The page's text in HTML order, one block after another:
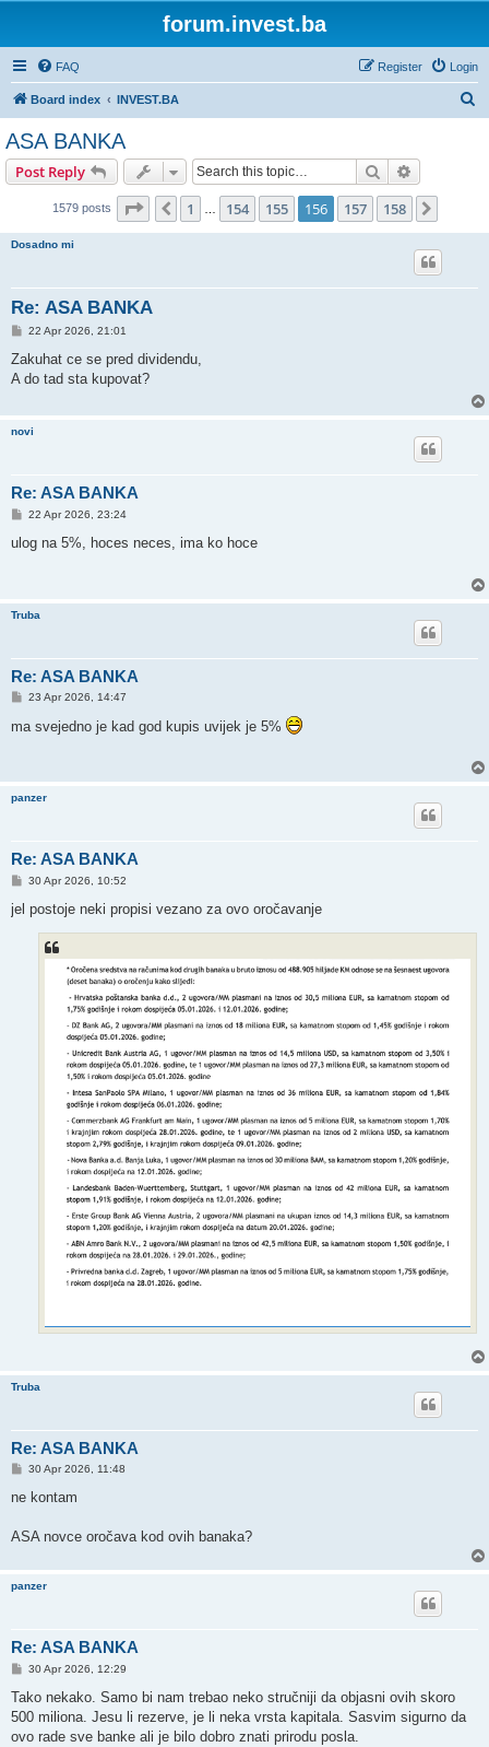
forum.invest.ba
FAQ Login
Register
Board index INVEST.BA
ASA BANKA
Post Reply Search
1579 posts Page 156 of 158
Previous
1 154 155 156 157 158
Dosadno mi
Re: ASA BANKA
P
s
22 Apr 2026, 21:01
Zakuhat ce se pred dividendu,
A do tad sta kupovat?
novi
Re: ASA BANKA
P
s
22 Apr 2026, 23:24
ulog na 5%, hoces neces, ima ko hoce
Truba
Re: ASA BANKA
P
s
t
23 Apr 2026, 14:47
ma svejedno je kad god kupis uvijek je 5%
panzer
Re: ASA BANKA
P
s
30 Apr 2026, 10:52
jel postoje neki propisi vezano za ovo oročavanje
Truba
Re: ASA BANKA
P
s
30 Apr 2026, 11:48
ne kontam
ASA novce oročava kod ovih banaka?
panzer
Re: ASA BANKA
P
s
30 Apr 2026, 12:29
Tako nekako. Samo bi nam trebao neko stručniji da objasni ovih skoro
500 miliona. Jesu li rezerve, je li neka vrsta kapitala. Sasvim sigurno da
ovo rade sve banke ali je bilo dobro znati prirodu posla.